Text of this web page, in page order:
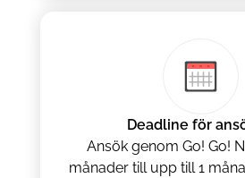
Deadline för
Ansök genom Go! Go!
månader till upp till 1